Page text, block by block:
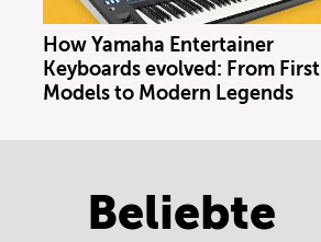
How Yamaha Entertainer
Keyboards evolved: From First
Models to Modern Legends
Beliebte